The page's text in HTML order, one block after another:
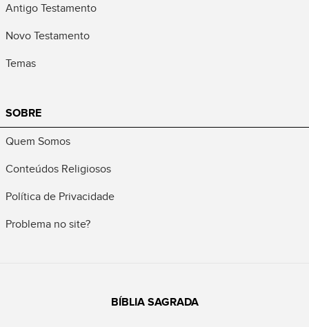
Antigo Testamento
Novo Testamento
Temas
SOBRE
Quem Somos
Conteúdos Religiosos
Política de Privacidade
Problema no site?
BÍBLIA SAGRADA